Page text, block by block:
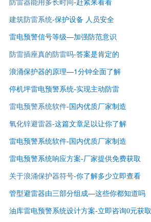
建筑防雷系统-保护设备 人员安全
雷电预警信号等级—加强防范意识
防雷插座真的防雷吗-答案是肯定的
浪涌保护器的原理—1分钟全面了解
停机坪雷电预警系统-实现主动防雷
雷电预警系统软件-国内优质厂家制造
氧化锌避雷器-这篇文章足以让你了解
雷电预警系统软件-国内优质厂家制造
雷电预警系统响应方案-厂家提供免费获取
关于浪涌保护器符号-你了解多少立即查看
管型避雷器由三部分组成—这些你都知道吗
油库雷电预警系统设计方案-立即咨询0元获取